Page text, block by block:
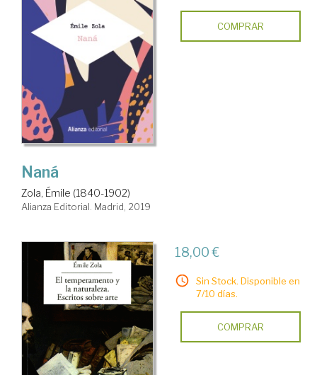
COMPRAR
Naná
Zola, Émile (1840-1902)
Alianza Editorial. Madrid, 2019
18,00 €
Sin Stock. Disponible en
7/10 días.
COMPRAR